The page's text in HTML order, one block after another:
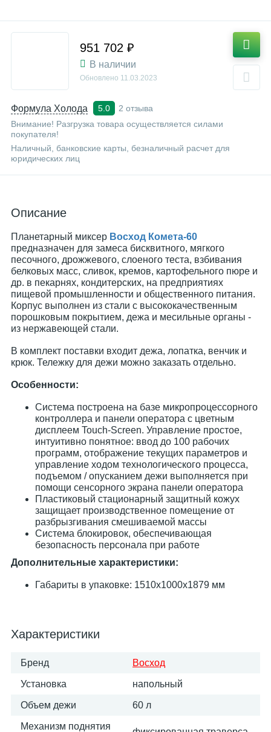
Формула Холода 5.0
2 отзыва
Внимание! Разгрузка товара осуществляется силами
покупателя!
Наличный, банковские карты, безналичный расчет для
юридических лиц
951 702 ₽
В наличии
Обновлено 11.03.2023
Описание
Планетарный миксер Восход Комета-60
предназначен для замеса бисквитного, мягкого
песочного, дрожжевого, слоеного теста, взбивания
белковых масс, сливок, кремов, картофельного пюре и
др. в пекарнях, кондитерских, на предприятиях
пищевой промышленности и общественного питания.
Корпус выполнен из стали с высококачественным
порошковым покрытием, дежа и месильные органы -
из нержавеющей стали.
В комплект поставки входит дежа, лопатка, венчик и
крюк. Тележку для дежи можно заказать отдельно.
Особенности:
Система построена на базе микропроцессорного
контроллера и панели оператора с цветным
дисплеем Touch-Screen. Управление простое,
интуитивно понятное: ввод до 100 рабочих
программ, отображение текущих параметров и
управление ходом технологического процесса,
подъемом / опусканием дежи выполняется при
помощи сенсорного экрана панели оператора
Пластиковый стационарный защитный кожух
защищает производственное помещение от
разбрызгивания смешиваемой массы
Система блокировок, обеспечивающая
безопасность персонала при работе
Дополнительные характеристики:
Габариты в упаковке: 1510х1000х1879 мм
Характеристики
Бренд Восход
Установка напольный
Объем дежи 60 л
Механизм поднятия